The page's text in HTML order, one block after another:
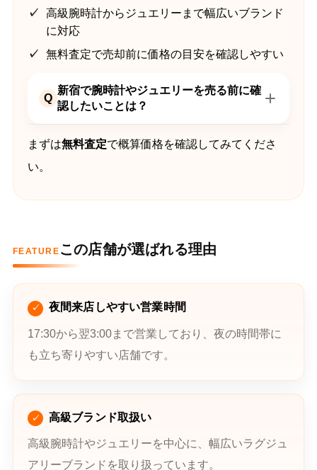
高級腕時計からジュエリーまで幅広いブランド
に対応
無料査定で売却前に価格の目安を確認しやすい
Q
新宿で腕時計やジュエリーを売る前に確
認したいことは？
まずは無料査定で概算価格を確認してみてくださ
い。
FEATURE この店舗が選ばれる理由
夜間来店しやすい営業時間
17:30から翌3:00まで営業しており、夜の時間帯に
も立ち寄りやすい店舗です。
高級ブランド取扱い
高級腕時計やジュエリーを中心に、幅広いラグジュ
アリーブランドを取り扱っています。